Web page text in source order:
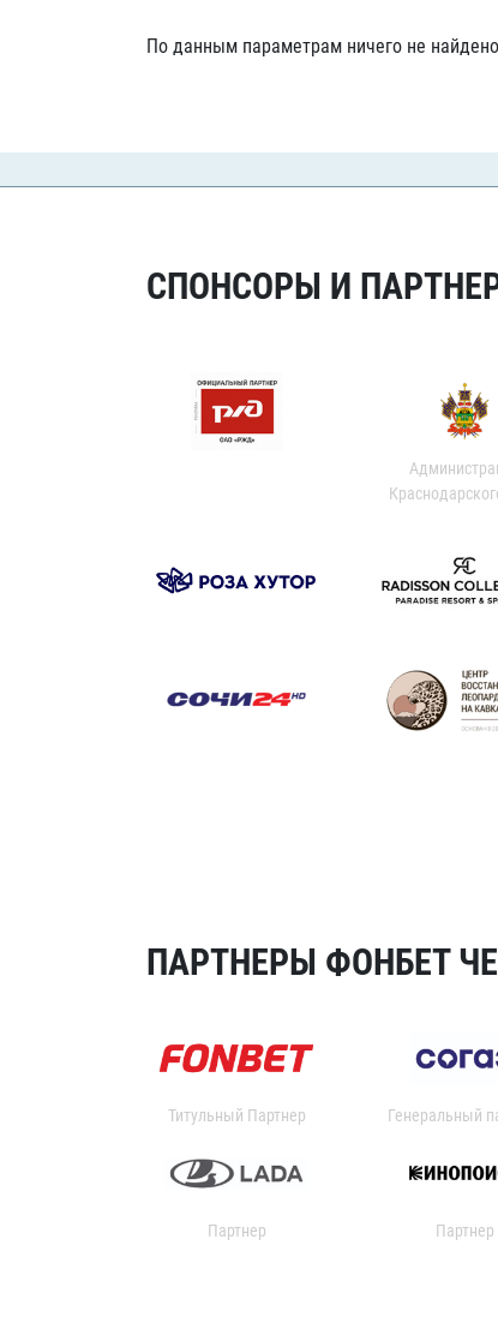
Северсталь
По данным параметрам ничего не
СПОНСОРЫ И
ПАРТНЕРЫ ФОНБЕТ
Титульный Партнер Генеральный
Партнер Партнер